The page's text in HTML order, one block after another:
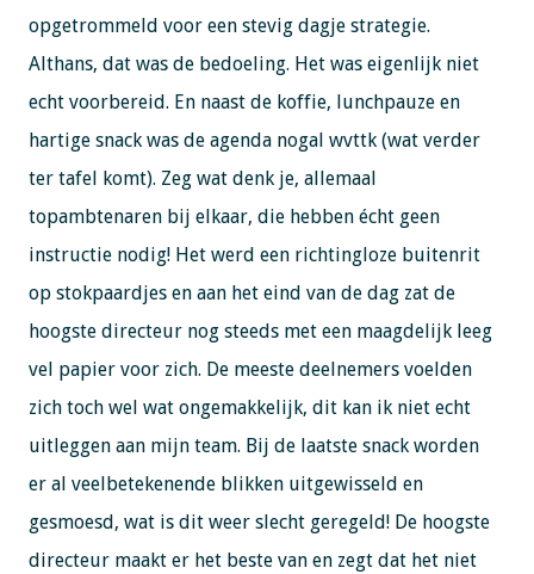
opgetrommeld voor een stevig dagje strategie.
Althans, dat was de bedoeling. Het was eigenlijk niet
echt voorbereid. En naast de koffie, lunchpauze en
hartige snack was de agenda nogal wvttk (wat verder
ter tafel komt). Zeg wat denk je, allemaal
topambtenaren bij elkaar, die hebben écht geen
instructie nodig! Het werd een richtingloze buitenrit
op stokpaardjes en aan het eind van de dag zat de
hoogste directeur nog steeds met een maagdelijk leeg
vel papier voor zich. De meeste deelnemers voelden
zich toch wel wat ongemakkelijk, dit kan ik niet echt
uitleggen aan mijn team. Bij de laatste snack worden
er al veelbetekenende blikken uitgewisseld en
gesmoesd, wat is dit weer slecht geregeld! De hoogste
directeur maakt er het beste van en zegt dat het niet